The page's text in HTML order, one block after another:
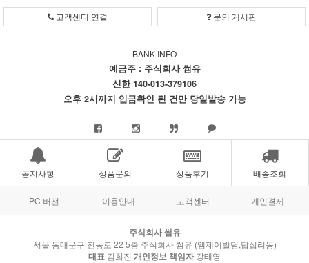
고객센터 연결 문의 게시판
BANK INFO
예금주 : 주식회사 썸유
신한 140-013-379106
오후 2시까지 입금확인 된 건만 당일발송 가능
공지사항 상품문의 상품후기 배송조회
PC 버전 이용안내 고객센터 개인결제
주식회사 썸유
서울 동대문구 전농로 22 5층 주식회사 썸유 (엠제이빌딩,답십리동)
대표 김희진 개인정보 책임자 강태영